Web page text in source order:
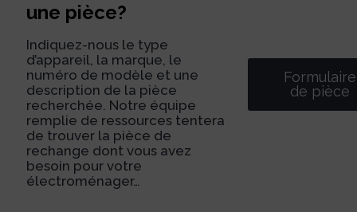
une pièce?
Indiquez-nous le type
d’appareil, la marque, le
numéro de modèle et une
description de la pièce
recherchée. Notre équipe
remplie de ressources tentera
de trouver la pièce de
rechange dont vous avez
besoin pour votre
électroménager…
Formulaire
de pièce